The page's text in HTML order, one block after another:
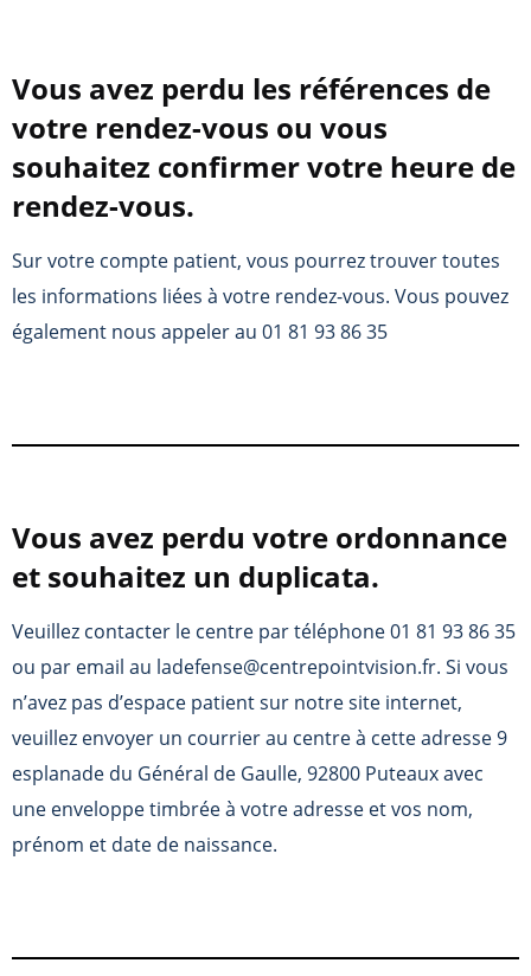
Vous avez perdu les références de
votre rendez-vous ou vous
souhaitez confirmer votre heure de
rendez-vous.
Sur votre compte patient, vous pourrez trouver toutes
les informations liées à votre rendez-vous. Vous pouvez
également nous appeler au 01 81 93 86 35
Vous avez perdu votre ordonnance
et souhaitez un duplicata.
Veuillez contacter le centre par téléphone 01 81 93 86 35
ou par email au ladefense@centrepointvision.fr. Si vous
n’avez pas d’espace patient sur notre site internet,
veuillez envoyer un courrier au centre à cette adresse 9
esplanade du Général de Gaulle, 92800 Puteaux avec
une enveloppe timbrée à votre adresse et vos nom,
prénom et date de naissance.